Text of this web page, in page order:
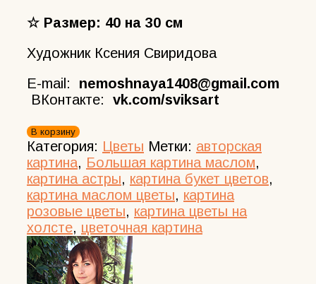
☆ Размер: 40 на 30 см
Художник Ксения Свиридова
E-mail: nemoshnaya1408@gmail.com
ВКонтакте: vk.com/sviksart
Количество
товара
Картина
астры
маслом
на
холсте,
картина
букет
цветов
В корзину
Категория: Цветы Метки: авторская
картина, Большая картина маслом,
картина астры, картина букет цветов,
картина маслом цветы, картина
розовые цветы, картина цветы на
холсте, цветочная картина